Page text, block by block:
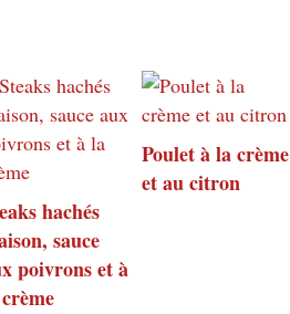
hachés
sauce
poivrons et à
Poulet à la crème
et au citron